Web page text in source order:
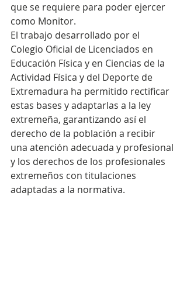
que se requiere para poder ejercer
como Monitor.
El trabajo desarrollado por el
Colegio Oficial de Licenciados en
Educación Física y en Ciencias de la
Actividad Física y del Deporte de
Extremadura ha permitido rectificar
estas bases y adaptarlas a la ley
extremeña, garantizando así el
derecho de la población a recibir
una atención adecuada y profesional
y los derechos de los profesionales
extremeños con titulaciones
adaptadas a la normativa.